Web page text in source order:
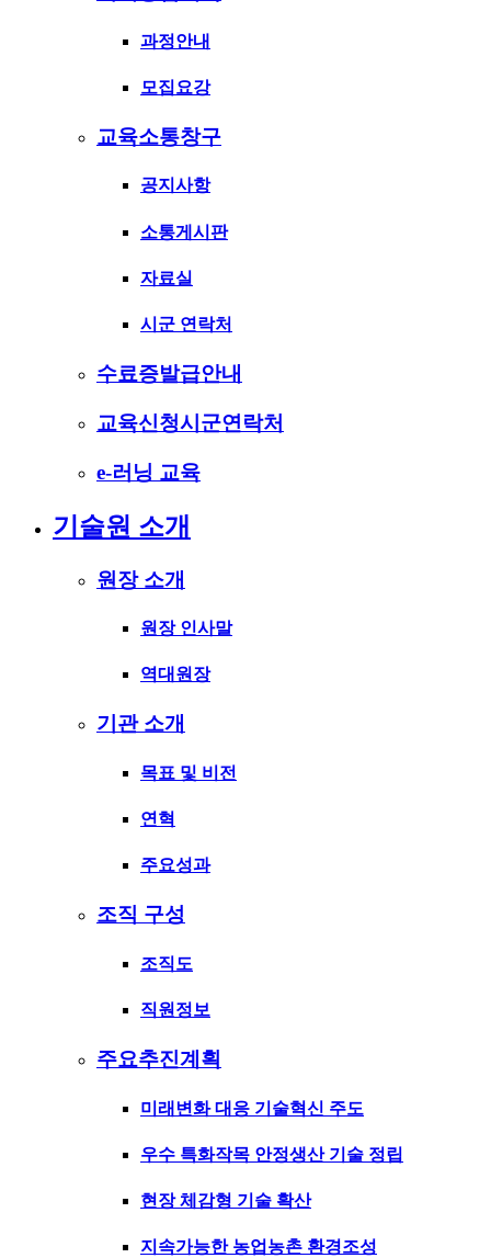
과정안내
모집요강
교육소통창구
공지사항
소통게시판
자료실
시군 연락처
수료증발급안내
교육신청시군연락처
e-러닝 교육
기술원 소개
원장 소개
원장 인사말
역대원장
기관 소개
목표 및 비전
연혁
주요성과
조직 구성
조직도
직원정보
주요추진계획
미래변화 대응 기술혁신 주도
우수 특화작목 안정생산 기술 정립
현장 체감형 기술 확산
지속가능한 농업농촌 환경조성